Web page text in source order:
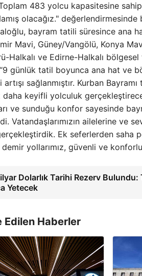
483 yolcu kapasitesine
olacağız."
bayram tatili süresince ana
Mavi, Güney/Vangölü, Konya
Halkalı ve Edirne-Halkalı
günlük tatil boyunca ana hat ve
artışı sağlanmıştır. Kurban
keyifli yolculuk
ve sunduğu konfor sayesinde
Vatandaşlarımızın ailelerine ve
Ek seferlerden saha
demir yollarımız, güvenli ve
Dolarlık Tarihi Rezerv Bulundu:
Yetecek
Edilen Haberler